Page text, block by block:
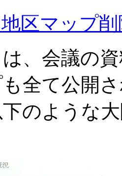
区マップ
、会議の
全て公開
のような